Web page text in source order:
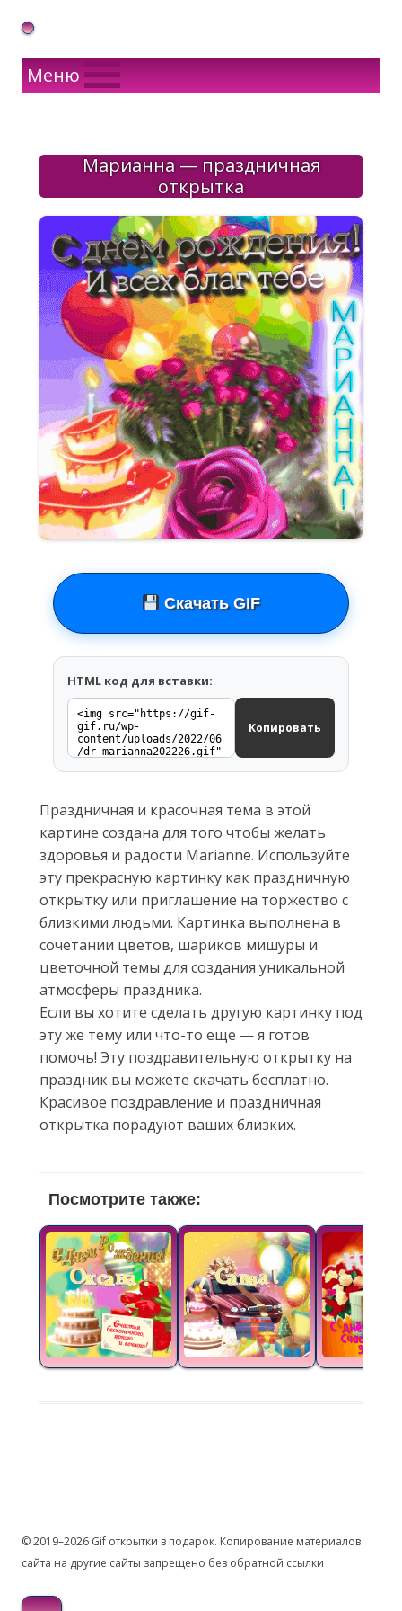
Gif Открытки в подарок
Меню
Марианна — праздничная
открытка
Скачать GIF
HTML код для вставки:
Копировать
Праздничная и красочная тема в этой
картине создана для того чтобы желать
здоровья и радости Marianne. Используйте
эту прекрасную картинку как праздничную
открытку или приглашение на торжество с
близкими людьми. Картинка выполнена в
сочетании цветов, шариков мишуры и
цветочной темы для создания уникальной
атмосферы праздника.
Если вы хотите сделать другую картинку под
эту же тему или что-то еще — я готов
помочь! Эту поздравительную открытку на
праздник вы можете скачать бесплатно.
Красивое поздравление и праздничная
открытка порадуют ваших близких.
Посмотрите также:
© 2019–2026 Gif открытки в подарок. Копирование материалов
сайта на другие сайты запрещено без обратной ссылки